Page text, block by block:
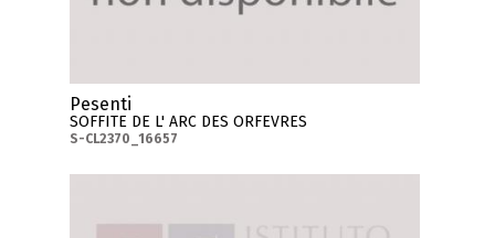
Pesenti
SOFFITE DE L' ARC DES ORFEVRES
S-CL2370_16657